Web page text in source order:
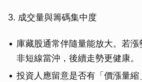
3. 成交量與籌碼集中度
庫藏股通常伴隨量能放大。若
非短線當沖，後續走勢更健康。
投資人應留意是否有「價漲量